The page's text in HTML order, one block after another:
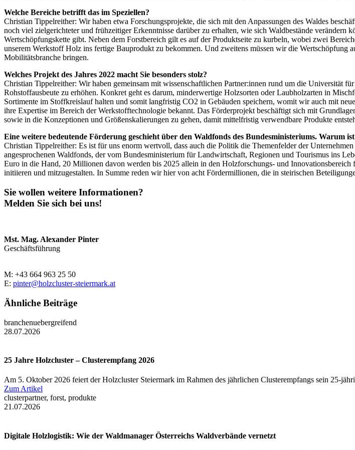
Welche Bereiche betrifft das im Speziellen?
Christian Tippelreither: Wir haben etwa Forschungsprojekte, die sich mit den Anpassungen des Waldes
noch viel zielgerichteter und frühzeitiger Erkenntnisse darüber zu erhalten, wie sich Waldbestände verändern
Wertschöpfungskette gibt. Neben dem Forstbereich gilt es auf der Produktseite zu kurbeln, wobei zwei
unserem Werkstoff Holz ins fertige Bauprodukt zu bekommen. Und zweitens müssen wir die
Mobilitätsbranche bringen.
Welches Projekt des Jahres 2022 macht Sie besonders stolz?
Christian Tippelreither: Wir haben gemeinsam mit wissenschaftlichen Partner:innen rund um die Universität
Rohstoffausbeute zu erhöhen. Konkret geht es darum, minderwertige Holzsorten oder Laubholzarten in
Sortimente im Stoffkreislauf halten und somit langfristig CO2 in Gebäuden speichern, womit wir auch mit
ihre Expertise im Bereich der Werkstofftechnologie bekannt. Das Förderprojekt beschäftigt sich mit
sowie in die Konzeptionen und Größenskalierungen zu gehen, damit mittelfristig verwendbare Produkte
Eine weitere bedeutende Förderung geschieht über den Waldfonds des Bundesministeriums. Warum
Christian Tippelreither: Es ist für uns enorm wertvoll, dass auch die Politik die Themenfelder der
angesprochenen Waldfonds, der vom ­Bundesministerium für Landwirtschaft, Regionen und Tourismus ins
Euro in die Hand, 20 Millionen davon werden bis 2025 allein in den Holzforschungs- und
initiieren und mitzugestalten. In Summe reden wir hier von acht Fördermillionen, die in steirischen
Sie wollen weitere Informationen?
Melden Sie sich bei uns!
Mst. Mag. Alexander Pinter
Geschäftsführung
M: +43 664 963 25 50
E: pinter@holzcluster-steiermark.at
Ähnliche Beiträge
branchenuebergreifend
28.07.2026
25 Jahre Holzcluster – Clusterempfang 2026
Am 5. Oktober 2026 feiert der Holzcluster Steiermark im Rahmen des jährlichen Clusterempfangs sein 25-
Zum Artikel
clusterpartner, forst, produkte
21.07.2026
Digitale Holzlogistik: Wie der Waldmanager Österreichs Waldverbände vernetzt